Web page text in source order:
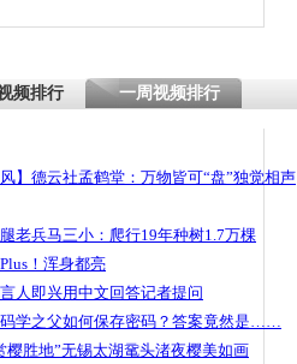
频排行 一周视频排行
风】德云社孟鹤堂：万物皆可“盘”独觉相声
老兵马三小：爬行19年种树1.7万棵
！浑身都亮
人即兴用中文回答记者提问
学之父如何保存密码？答案竟然是……
樱胜地”无锡太湖鼋头渚夜樱美如画